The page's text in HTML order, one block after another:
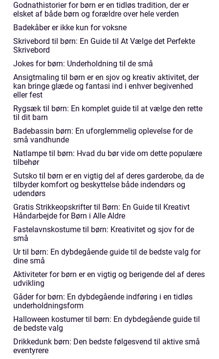
Godnathistorier for børn er en tidløs tradition, der er
elsket af både børn og forældre over hele verden
Badekåber er ikke kun for voksne
Skrivebord til børn: En Guide til At Vælge det Perfekte
Skrivebord
Jokes for børn: Underholdning til de små
Ansigtmaling til børn er en sjov og kreativ aktivitet, der
kan bringe glæde og fantasi ind i enhver begivenhed
eller fest
Rygsæk til børn: En komplet guide til at vælge den rette
til dit barn
Badebassin børn: En uforglemmelig oplevelse for de
små vandhunde
Natlampe til børn: Hvad du bør vide om dette populære
tilbehør
Sutsko til børn er en vigtig del af deres garderobe, da de
tilbyder komfort og beskyttelse både indendørs og
udendørs
Gratis Strikkeopskrifter til Børn: En Guide til Kreativt
Håndarbejde for Børn i Alle Aldre
Fastelavnskostume til børn: Kreativitet og sjov for de
små
Ur til børn: En dybdegående guide til de bedste valg for
dine små
Aktiviteter for børn er en vigtig og berigende del af deres
udvikling
Gåder for børn: En dybdegående indføring i en tidløs
underholdningsform
Halloween kostumer til børn: En dybdegående guide til
de bedste valg
Drikkedunk børn: Den bedste følgesvend til aktive små
eventyrere